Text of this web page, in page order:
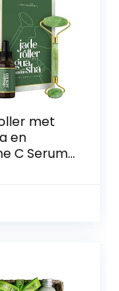
met
en
C Serum
en